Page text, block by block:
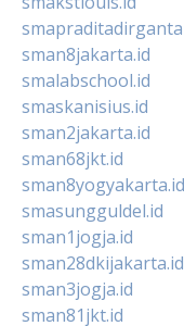
sman8jakarta.id
smalabschool.id
smaskanisius.id
sman2jakarta.id
sman68jkt.id
sman8yogyakarta.id
smasungguldel.id
sman1jogja.id
sman28dkijakarta.id
sman3jogja.id
sman81jkt.id